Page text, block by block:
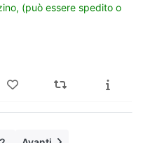
(può essere spedito o